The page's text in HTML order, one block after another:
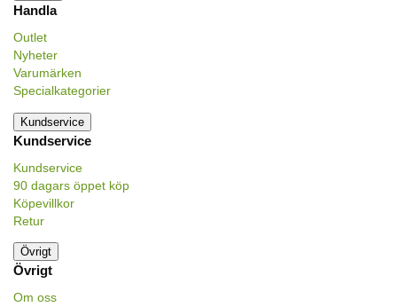
Handla
Outlet
Nyheter
Varumärken
Specialkategorier
Kundservice
Kundservice
Kundservice
90 dagars öppet köp
Köpevillkor
Retur
Övrigt
Övrigt
Om oss